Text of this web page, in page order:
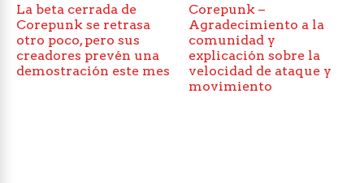
La beta cerrada de
Corepunk se retrasa
otro poco, pero sus
creadores prevén una
demostración este mes
Corepunk –
Agradecimiento a la
comunidad y
explicación sobre la
velocidad de ataque y
movimiento